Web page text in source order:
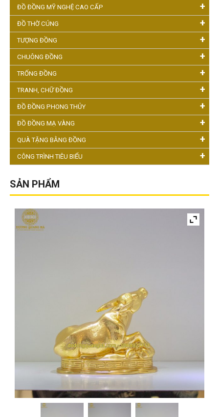
SẢN PHẨM
ĐỒ ĐỒNG MỸ NGHỆ CAO CẤP
ĐỒ THỜ CÚNG
TƯỢNG ĐỒNG
CHUÔNG ĐỒNG
TRỐNG ĐỒNG
TRANH, CHỮ ĐỒNG
ĐỒ ĐỒNG PHONG THỦY
ĐỒ ĐỒNG MẠ VÀNG
QUÀ TẶNG BẰNG ĐỒNG
CÔNG TRÌNH TIÊU BIỂU